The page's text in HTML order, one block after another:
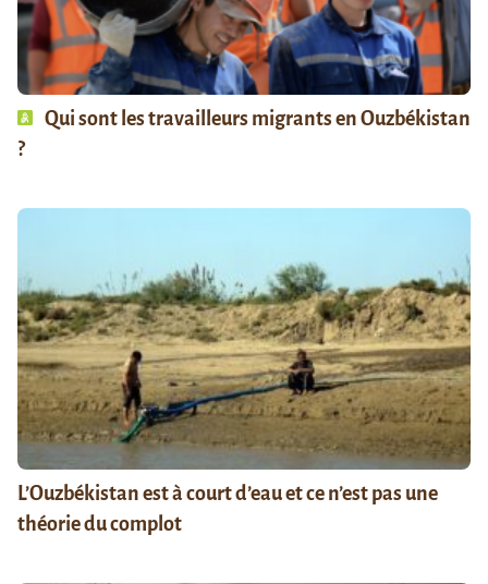
Qui sont les travailleurs migrants en Ouzbékistan
?
L’Ouzbékistan est à court d’eau et ce n’est pas une
théorie du complot